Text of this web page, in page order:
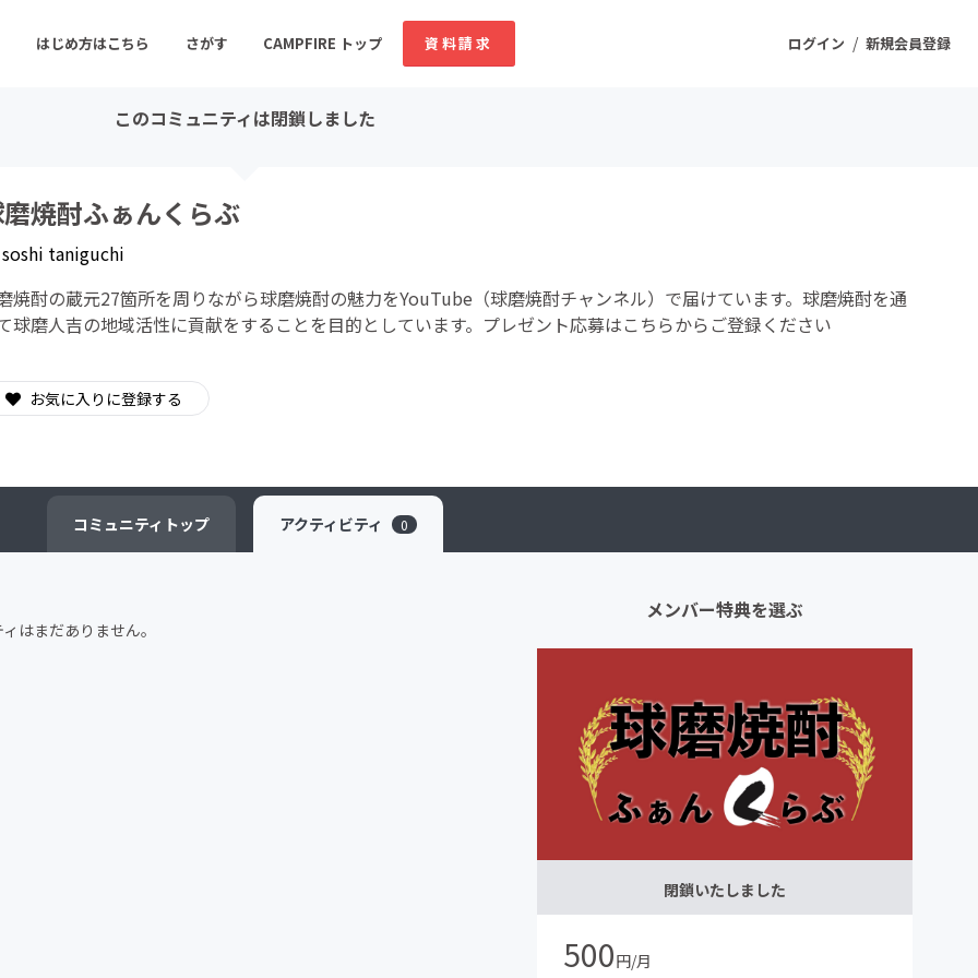
ログイン / 新規会員登録
はじめ方はこちら さがす CAMPFIRE トップ 資料請求
のコミュニティ
音楽
ゲーム・サービス開発 フード・飲食店
ファッション
ソーシャルグッド
CAMPFIRE for Social Good CAMPFIRE Creation
このコミュニティは閉鎖しました
焼酎ふぁんくらぶ
soshi taniguchi
焼酎の蔵元27箇所を周りながら球磨焼酎の魅力をYouTube（球磨焼酎チャンネル）で届けています。球磨焼酎を通
球磨人吉の地域活性に貢献をすることを目的としています。プレゼント応募はこちらからご登録ください
お気に入りに登録する
コミュニティ トップ アクティビティ 0
はまだありません。
メンバー特典を選ぶ
閉鎖いたしました
500円/月